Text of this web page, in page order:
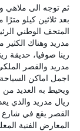
ثم توجه الى ملاهي
بعد ثلاثين كيلو
المتحف الوطني
مدريد وهناك
رينا صوفيا، حديقة
مدريد والقصر
ويحيط به العديد
ريال مدريد والذي
القصر يقع في شارع
المعارض الفنية